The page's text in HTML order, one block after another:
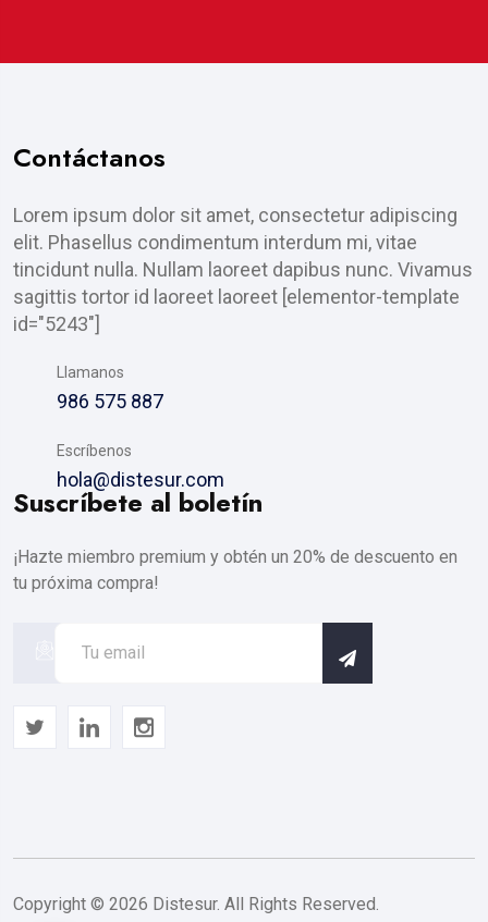
Contáctanos
Lorem ipsum dolor sit amet, consectetur adipiscing
elit. Phasellus condimentum interdum mi, vitae
tincidunt nulla. Nullam laoreet dapibus nunc. Vivamus
sagittis tortor id laoreet laoreet [elementor-template
id="5243"]
Llamanos
986 575 887
Escríbenos
hola@distesur.com
Suscríbete al boletín
¡Hazte miembro premium y obtén un 20% de descuento en
tu próxima compra!
Copyright © 2026 Distesur. All Rights Reserved.